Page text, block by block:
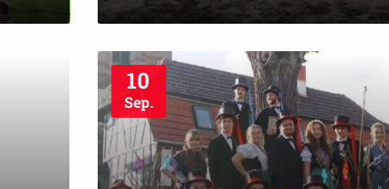
10
Sep.